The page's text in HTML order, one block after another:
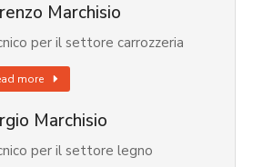
Marchisio
per il settore carrozzeria
more
Marchisio
per il settore legno